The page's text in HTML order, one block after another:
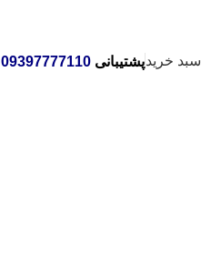
سبد خریدپشتیبانی 09397777110